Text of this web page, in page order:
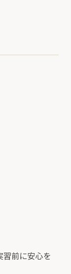
前に安心を